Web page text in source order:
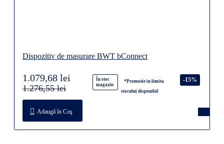
Dispozitiv de masurare BWT bConnect
În stoc
magazin
*Promotie in limita
stocului disponibil
-15%
1.079,68 lei
1.276,55 lei
Adaugă în Coş